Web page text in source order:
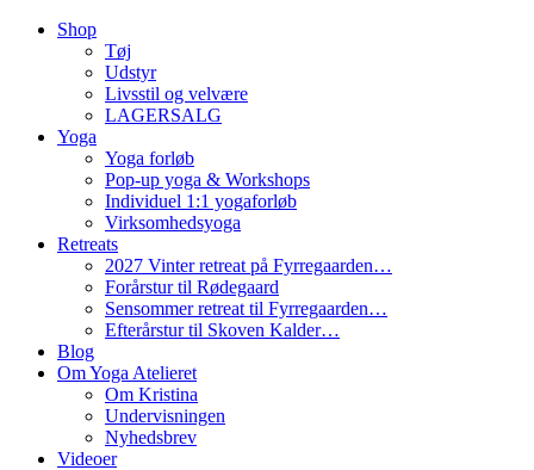
Shop
Tøj
Udstyr
Livsstil og velvære
LAGERSALG
Yoga
Yoga forløb
Pop-up yoga & Workshops
Individuel 1:1 yogaforløb
Virksomhedsyoga
Retreats
2027 Vinter retreat på Fyrregaarden…
Forårstur til Rødegaard
Sensommer retreat til Fyrregaarden…
Efterårstur til Skoven Kalder…
Blog
Om Yoga Atelieret
Om Kristina
Undervisningen
Nyhedsbrev
Videoer